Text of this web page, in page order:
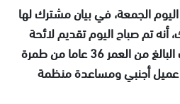
الجمعة، في بيان مشترك لها
أنه تم صباح اليوم تقديم لائحة
اتهام ضد الشاب أحمد ذياب البالغ من العمر 36 عاما من طمرة
أجنبي ومساعدة منظمة